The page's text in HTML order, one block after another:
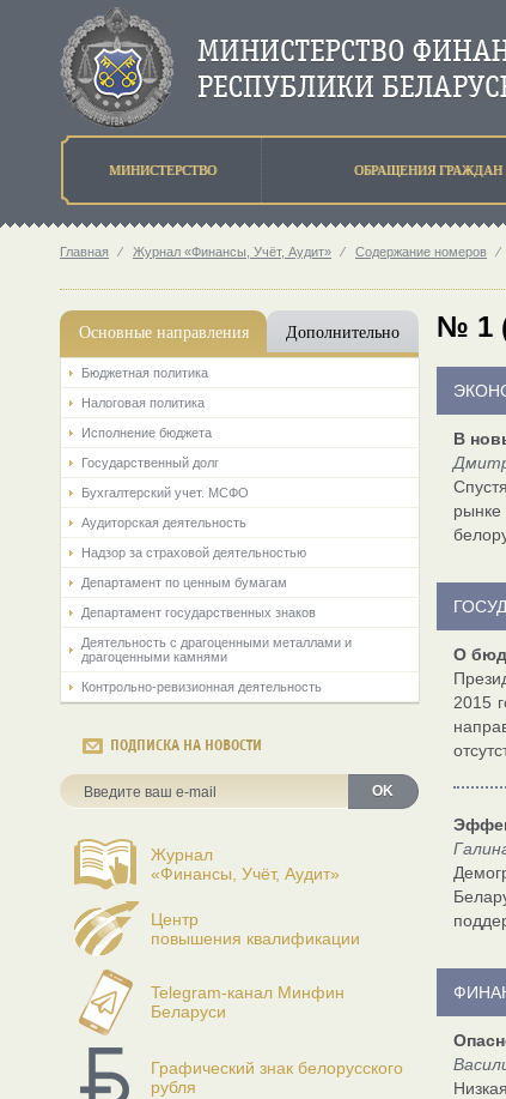
МИНИСТЕРСТВО ОБРАЩЕНИЯ
Главная ⁄ Журнал «Финансы, Учёт, Аудит» ⁄ Содержание номеров ⁄
Основные направления Дополнительно
Бюджетная политика
Налоговая политика
Исполнение бюджета
Государственный долг
Бухгалтерский учет. МСФО
Аудиторская деятельность
Надзор за страховой деятельностью
Департамент по ценным бумагам
Департамент государственных знаков
Деятельность с драгоценными металлами и
драгоценными камнями
Контрольно-ревизионная деятельность
ПОДПИСКА НА НОВОСТИ
OK
Журнал
«Финансы, Учёт, Аудит»
Центр
повышения квалификации
Telegram-канал Минфин
Беларуси
Графический знак белорусского
рубля
№ 1
В
О
2015